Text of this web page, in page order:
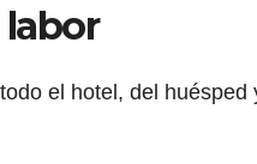
el hotel, del huésped